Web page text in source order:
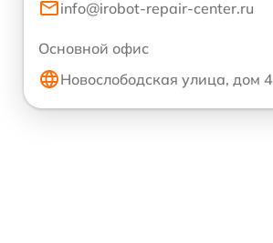
info@irobot-repair-center.ru
Основной офис
Новослободская улица, дом 4